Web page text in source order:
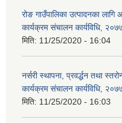
रोङ गाउँपालिका उत्पादनका
कार्यक्रम संचालन कार्यविधि,
मिति: 11/25/2020 - 16:04
नर्सरी स्थापना, प्रवर्द्धन तथा
कार्यक्रम संचालन कार्यविधि,
मिति: 11/25/2020 - 16:03